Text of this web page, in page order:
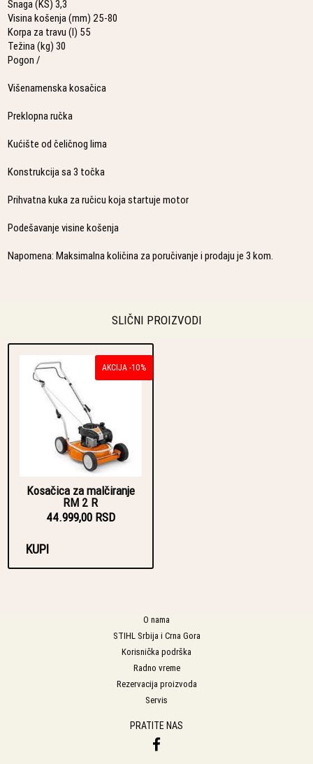
Snaga (KS) 3,3
Visina košenja (mm) 25-80
Korpa za travu (l) 55
Težina (kg) 30
Pogon /
Višenamenska kosačica
Preklopna ručka
Kućište od čeličnog lima
Konstrukcija sa 3 točka
Prihvatna kuka za ručicu koja startuje motor
Podešavanje visine košenja
Napomena: Maksimalna količina za poručivanje i prodaju je 3 kom.
SLIČNI PROIZVODI
AKCIJA -10%
Kosačica za malčiranje
RM 2 R
44.999,00 RSD
KUPI
O nama
STIHL Srbija i Crna Gora
Korisnička podrška
Radno vreme
Rezervacija proizvoda
Servis
PRATITE NAS